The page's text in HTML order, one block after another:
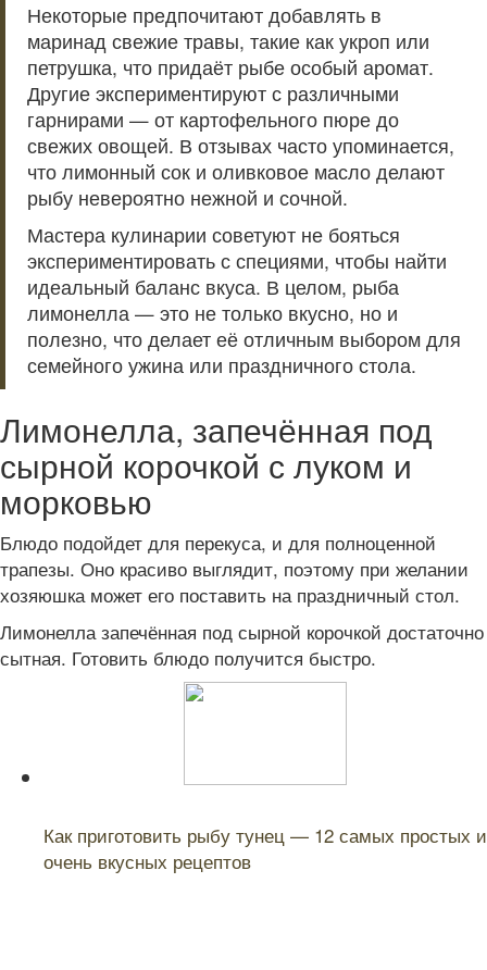
Некоторые предпочитают добавлять в
маринад свежие травы, такие как укроп или
петрушка, что придаёт рыбе особый аромат.
Другие экспериментируют с различными
гарнирами — от картофельного пюре до
свежих овощей. В отзывах часто упоминается,
что лимонный сок и оливковое масло делают
рыбу невероятно нежной и сочной.
Мастера кулинарии советуют не бояться
экспериментировать с специями, чтобы найти
идеальный баланс вкуса. В целом, рыба
лимонелла — это не только вкусно, но и
полезно, что делает её отличным выбором для
семейного ужина или праздничного стола.
Лимонелла, запечённая под
сырной корочкой с луком и
морковью
Блюдо подойдет для перекуса, и для полноценной
трапезы. Оно красиво выглядит, поэтому при желании
хозяюшка может его поставить на праздничный стол.
Лимонелла запечённая под сырной корочкой достаточно
сытная. Готовить блюдо получится быстро.
Как приготовить рыбу тунец — 12 самых простых и
очень вкусных рецептов